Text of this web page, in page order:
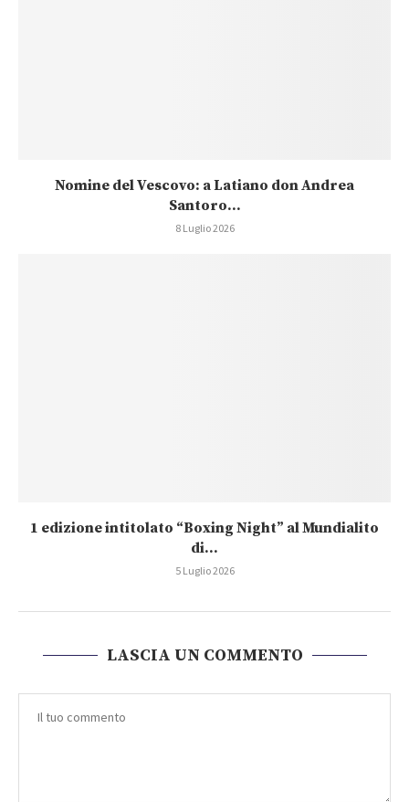
Nomine del Vescovo: a Latiano don Andrea
Santoro...
8 Luglio 2026
1 edizione intitolato “Boxing Night” al Mundialito
di...
5 Luglio 2026
LASCIA UN COMMENTO